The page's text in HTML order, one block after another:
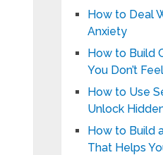
How to Deal
Anxiety
How to Build
You Don’t
How to Use
Unlock
How to Build
That Helps